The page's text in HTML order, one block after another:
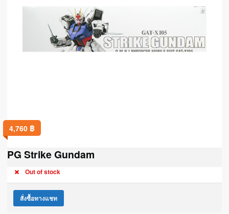
4,760 ฿
PG Strike Gundam
Out of stock
สั่งซื้อทางแชท